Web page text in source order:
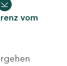
vom